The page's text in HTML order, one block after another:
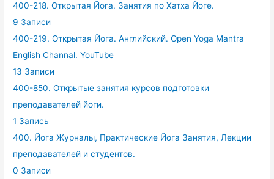
400-218. Открытая Йога. Занятия по Хатха Йоге.
9 Записи
400-219. Открытая Йога. Английский. Open Yoga Mantra
English Channal. YouTube
13 Записи
400-850. Открытые занятия курсов подготовки
преподавателей йоги.
1 Запись
400. Йога Журналы, Практические Йога Занятия, Лекции
преподавателей и студентов.
0 Записи